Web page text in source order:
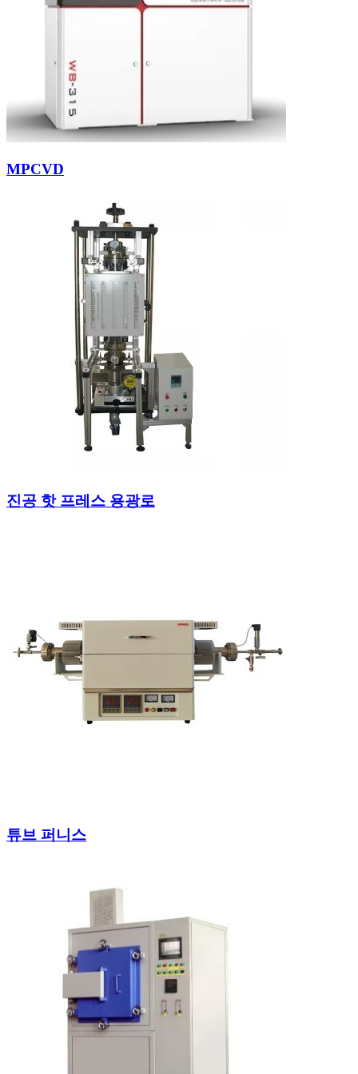
MPCVD
진공 핫 프레스 용광로
튜브 퍼니스